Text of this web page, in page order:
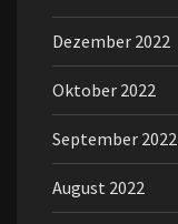
Dezember 2022
Oktober 2022
September 2022
August 2022